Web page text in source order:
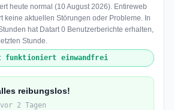
heute normal (10 August 2026). Entireweb
keine aktuellen Störungen oder Probleme. In
hat Datart 0 Benutzerberichte erhalten,
Stunde.
funktioniert einwandfrei
reibungslos!
2 Tagen